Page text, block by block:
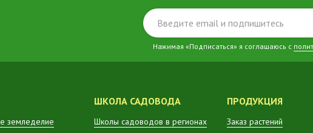
Нажимая «Подписаться» я соглашаюсь с
земледелие
ШКОЛА САДОВОДА
Школы садоводов в регионах
ПРОДУКЦИЯ
Заказ растений